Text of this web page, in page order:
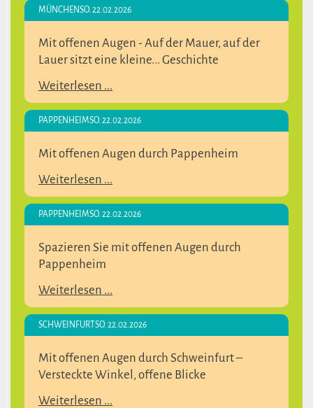
MÜNCHENSO. 22.02.2026
Mit offenen Augen - Auf der Mauer, auf der
Lauer sitzt eine kleine... Geschichte
Weiterlesen ...
PAPPENHEIMSO. 22.02.2026
Mit offenen Augen durch Pappenheim
Weiterlesen ...
PAPPENHEIMSO. 22.02.2026
Spazieren Sie mit offenen Augen durch
Pappenheim
Weiterlesen ...
SCHWEINFURT SO. 22.02.2026
Mit offenen Augen durch Schweinfurt –
Versteckte Winkel, offene Blicke
Weiterlesen ...